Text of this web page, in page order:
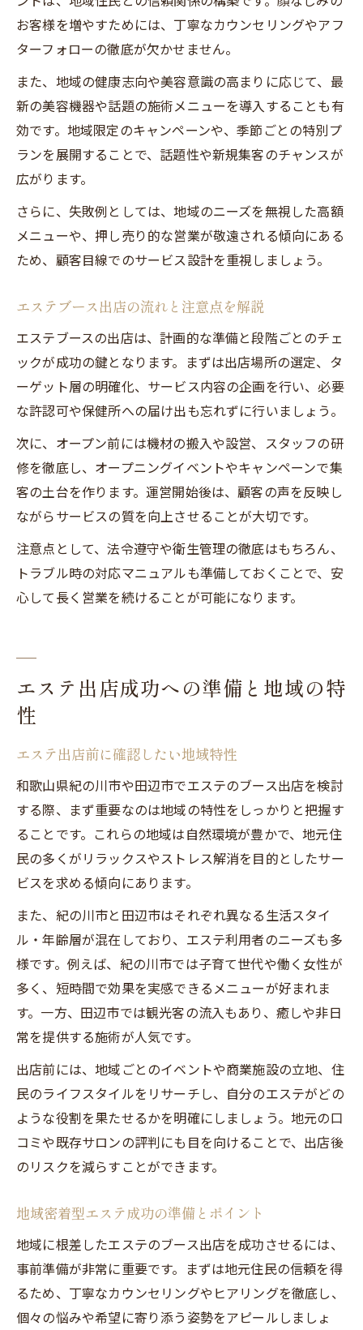
お客様を増やすためには、丁寧なカウンセリングやアフ
ターフォローの徹底が欠かせません。
また、地域の健康志向や美容意識の高まりに応じて、最
新の美容機器や話題の施術メニューを導入することも有
効です。地域限定のキャンペーンや、季節ごとの特別プ
ランを展開することで、話題性や新規集客のチャンスが
広がります。
さらに、失敗例としては、地域のニーズを無視した高額
メニューや、押し売り的な営業が敬遠される傾向にある
ため、顧客目線でのサービス設計を重視しましょう。
エステブース出店の流れと注意点を解説
エステブースの出店は、計画的な準備と段階ごとのチェ
ックが成功の鍵となります。まずは出店場所の選定、タ
ーゲット層の明確化、サービス内容の企画を行い、必要
な許認可や保健所への届け出も忘れずに行いましょう。
次に、オープン前には機材の搬入や設営、スタッフの研
修を徹底し、オープニングイベントやキャンペーンで集
客の土台を作ります。運営開始後は、顧客の声を反映し
ながらサービスの質を向上させることが大切です。
注意点として、法令遵守や衛生管理の徹底はもちろん、
トラブル時の対応マニュアルも準備しておくことで、安
心して長く営業を続けることが可能になります。
エステ出店成功への準備と地域の特
性
エステ出店前に確認したい地域特性
和歌山県紀の川市や田辺市でエステのブース出店を検討
する際、まず重要なのは地域の特性をしっかりと把握す
ることです。これらの地域は自然環境が豊かで、地元住
民の多くがリラックスやストレス解消を目的としたサー
ビスを求める傾向にあります。
また、紀の川市と田辺市はそれぞれ異なる生活スタイ
ル・年齢層が混在しており、エステ利用者のニーズも多
様です。例えば、紀の川市では子育て世代や働く女性が
多く、短時間で効果を実感できるメニューが好まれま
す。一方、田辺市では観光客の流入もあり、癒しや非日
常を提供する施術が人気です。
出店前には、地域ごとのイベントや商業施設の立地、住
民のライフスタイルをリサーチし、自分のエステがどの
ような役割を果たせるかを明確にしましょう。地元の口
コミや既存サロンの評判にも目を向けることで、出店後
のリスクを減らすことができます。
地域密着型エステ成功の準備とポイント
地域に根差したエステのブース出店を成功させるには、
事前準備が非常に重要です。まずは地元住民の信頼を得
るため、丁寧なカウンセリングやヒアリングを徹底し、
個々の悩みや希望に寄り添う姿勢をアピールしましょ